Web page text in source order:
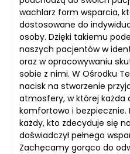
wachlarz form wsparcia,
dostosowane do
osoby. Dzięki takiemu
naszych pacjentów w
oraz w opracowywaniu
sobie z nimi. W Ośrodku
nacisk na stworzenie
atmosfery, w której każda
komfortowo i
każdy, kto zdecyduje się
doświadczył pełnego
Zachęcamy gorąco do